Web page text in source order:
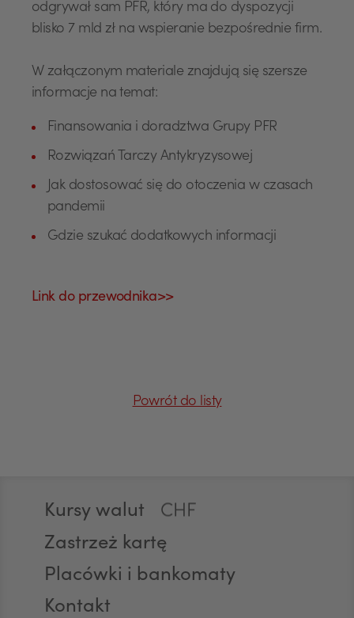
odgrywał sam PFR, który ma do dyspozycji
blisko 7 mld zł na wspieranie bezpośrednie firm.
W załączonym materiale znajdują się szersze
informacje na temat:
Finansowania i doradztwa Grupy PFR
Rozwiązań Tarczy Antykryzysowej
Jak dostosować się do otoczenia w czasach
pandemii
Gdzie szukać dodatkowych informacji
Link do przewodnika>>
Powrót do listy
Kursy walut CHF
AED
Zastrzeż kartę
Placówki i bankomaty
Kontakt